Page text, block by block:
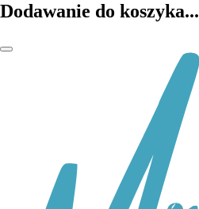
Dodawanie do koszyka...